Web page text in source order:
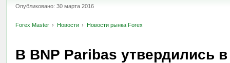
Опубликовано: 30 марта 2016
Forex Master Новости Новости рынка Forex
В BNP Paribas утвердились